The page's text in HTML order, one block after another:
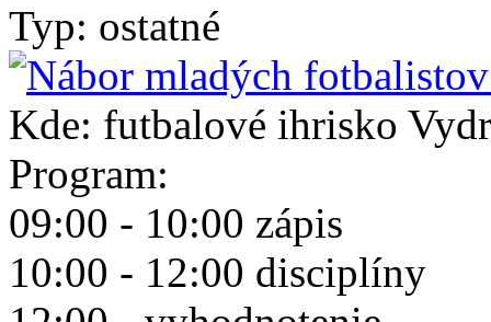
Typ: ostatné
Kde: futbalové ihrisko
Program:
09:00 - 10:00 zápis
10:00 - 12:00 disciplíny